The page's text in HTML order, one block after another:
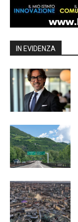
IN EVIDENZA